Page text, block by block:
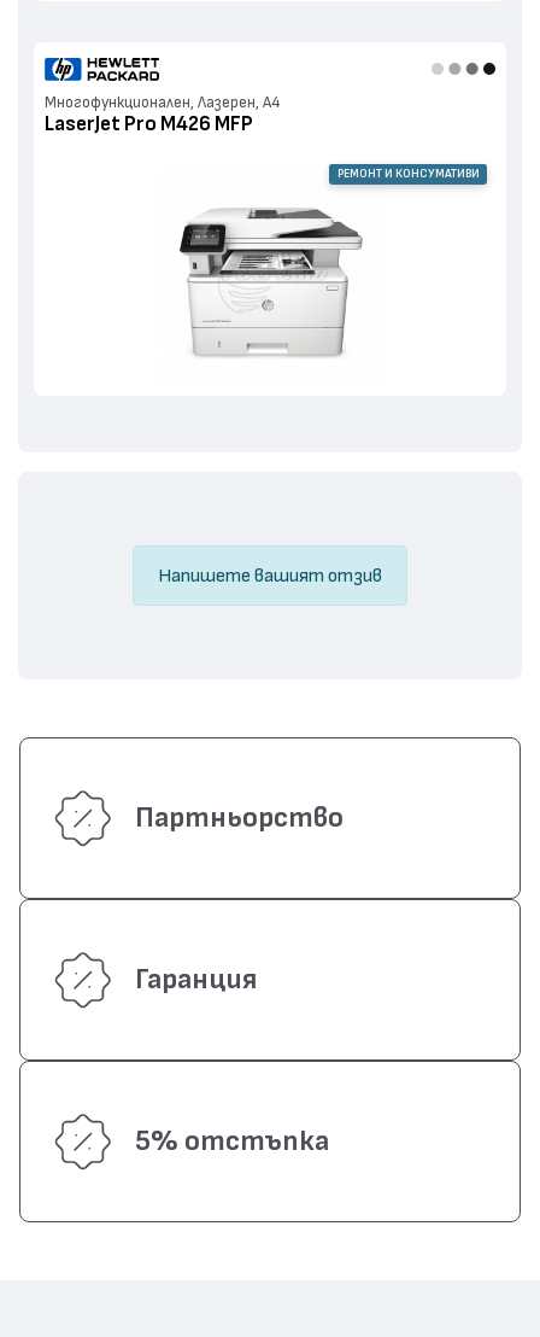
Многофункционален, Лазерен, А4
LaserJet Pro M426 MFP
РЕМОНТ И КОНСУМАТИВИ
Напишете вашият отзив
Партньорство
Гаранция
5% отстъпка